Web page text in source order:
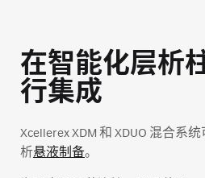
在智能化层析
行集成
Xcellerex XDM 和 XDUO 混合系
析悬液制备。